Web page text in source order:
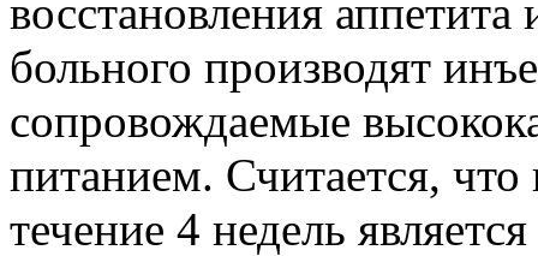
восстановления
больного производят
сопровождаемые
питанием. Считается, что
течение 4 недель